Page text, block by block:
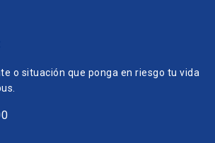
o situación que ponga en riesgo tu vida